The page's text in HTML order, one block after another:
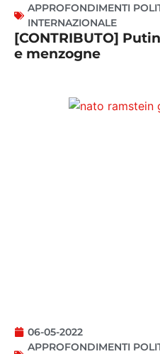
APPROFONDIMENTI
INTERNAZIONALE
[CONTRIBUTO]
e menzogne
06-05-2022
APPROFONDIMENTI